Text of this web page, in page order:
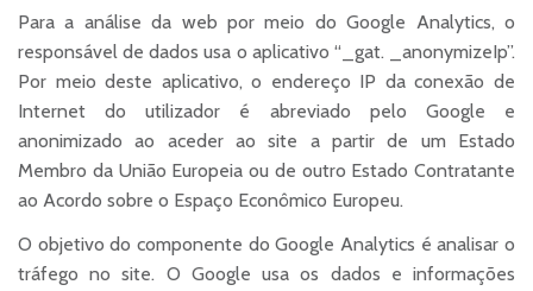
Para a análise da web por meio do Google Analytics, o
responsável de dados usa o aplicativo “_gat. _anonymizeIp”.
Por meio deste aplicativo, o endereço IP da conexão de
Internet do utilizador é abreviado pelo Google e
anonimizado ao aceder ao site a partir de um Estado
Membro da União Europeia ou de outro Estado Contratante
ao Acordo sobre o Espaço Econômico Europeu.
O objetivo do componente do Google Analytics é analisar o
tráfego no site. O Google usa os dados e informações